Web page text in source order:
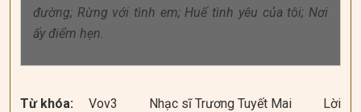
đường; Rừng với tình em; Huế tình yêu của tôi; Nơi
ấy điểm hẹn.
Từ khóa: Vov3 Nhạc sĩ Trương Tuyết Mai
Lời